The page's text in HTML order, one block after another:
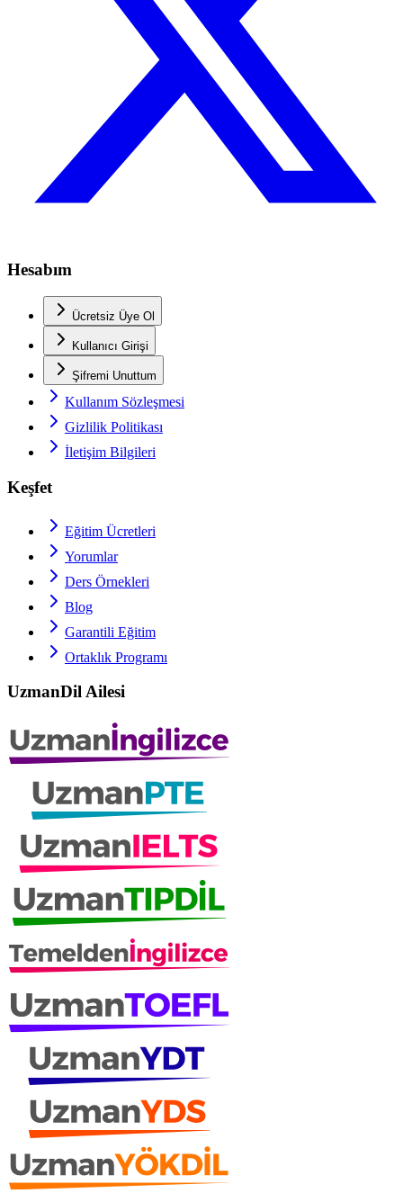
Hesabım
Ücretsiz Üye Ol
Kullanıcı Girişi
Şifremi Unuttum
Kullanım Sözleşmesi
Gizlilik Politikası
İletişim Bilgileri
Keşfet
Eğitim Ücretleri
Yorumlar
Ders Örnekleri
Blog
Garantili Eğitim
Ortaklık Programı
UzmanDil Ailesi